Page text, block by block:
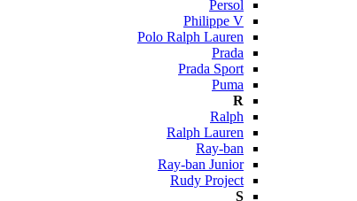
Persol
Philippe V
Polo Ralph Lauren
Prada
Prada Sport
Puma
R
Ralph
Ralph Lauren
Ray-ban
Ray-ban Junior
Rudy Project
S